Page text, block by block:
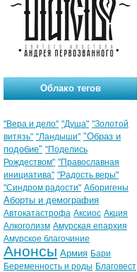
Облако тегов
"Вера и дело" "Душа" "Золотой
витязь" "Ландыши" "Образ и
подобие" "Поделись
Рождеством" "Православная
инициатива" "Радость веры"
"Синдром радости" Аборигены
Аборты и демография
Автокатастрофа Аксиос Акция
Алкоголизм Амурская епархия
Амурское благочиние
Анонсы Армия Бари
Беременность и роды Благовест